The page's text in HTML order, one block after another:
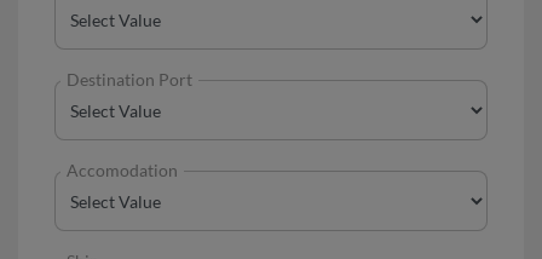
Destination Port
Accomodation